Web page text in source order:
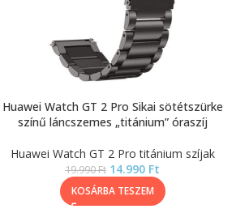
Huawei Watch GT 2 Pro Sikai sötétszürke
színű láncszemes „titánium” óraszíj
Huawei Watch GT 2 Pro titánium szíjak
19.990Ft 14.990 Ft
KOSÁRBA TESZEM